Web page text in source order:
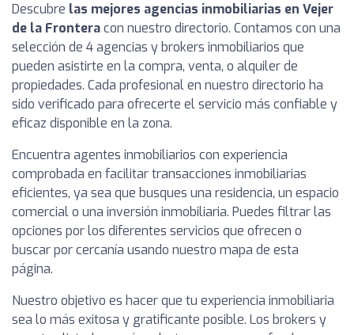
Descubre las mejores agencias inmobiliarias en Vejer
de la Fronteracon nuestro directorio. Contamos con una
selección de 4 agencias y brokers inmobiliarios que
pueden asistirte en la compra, venta, o alquiler de
propiedades. Cada profesional en nuestro directorio ha
sido verificado para ofrecerte el servicio más confiable y
eficaz disponible en la zona.
Encuentra agentes inmobiliarios con experiencia
comprobada en facilitar transacciones inmobiliarias
eficientes, ya sea que busques una residencia, un espacio
comercial o una inversión inmobiliaria. Puedes filtrar las
opciones por los diferentes servicios que ofrecen o
buscar por cercanía usando nuestro mapa de esta
página.
Nuestro objetivo es hacer que tu experiencia inmobiliaria
sea lo más exitosa y gratificante posible. Los brokers y